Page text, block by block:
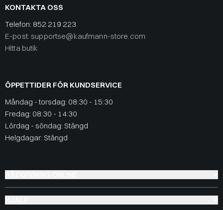
KONTAKTA OSS
Telefon: 852 219 223
E-post: supportse@kaufmann-store.com
Hitta butik
ÖPPETTIDER FÖR KUNDSERVICE
Måndag - torsdag: 08:30 - 15:30
Fredag: 08:30 - 14:30
Lördag - söndag: Stängd
Helgdagar: Stängd